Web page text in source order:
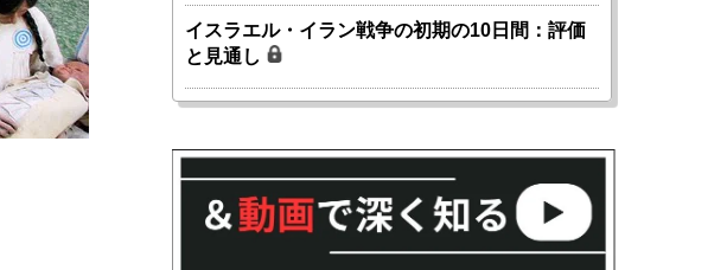
イスラエル・イラン戦争の初期の10日間：評価
と見通し